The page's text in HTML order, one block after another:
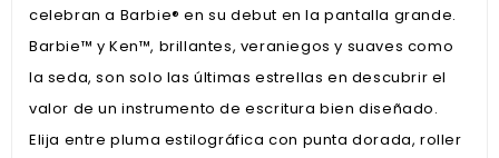
celebran a Barbie® en su debut en la pantalla grande.
Barbie™️ y Ken™️, brillantes, veraniegos y suaves como
la seda, son solo las últimas estrellas en descubrir el
valor de un instrumento de escritura bien diseñado.
Elija entre pluma estilográfica con punta dorada, roller